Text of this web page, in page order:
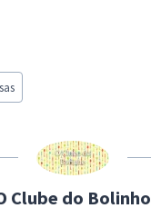
Clube do Bolinho